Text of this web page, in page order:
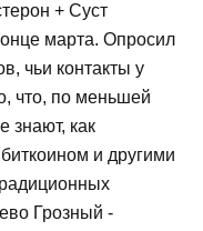
+ Суст
марта. Опросил
чьи контакты у
что, по меньшей
знают, как
и другими
Грозный -